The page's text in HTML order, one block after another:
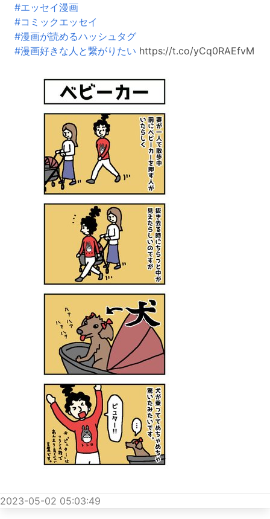
#エッセイ漫画
#コミックエッセイ
#漫画が読めるハッシュタグ
#漫画好きな人と繋がりたい https://t.co/yCq0RAEfvM
2023-05-02 05:03:49